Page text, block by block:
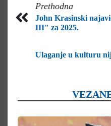
Prethodna
John Krasinski
III" za 2025.
Ulaganje u kulturu